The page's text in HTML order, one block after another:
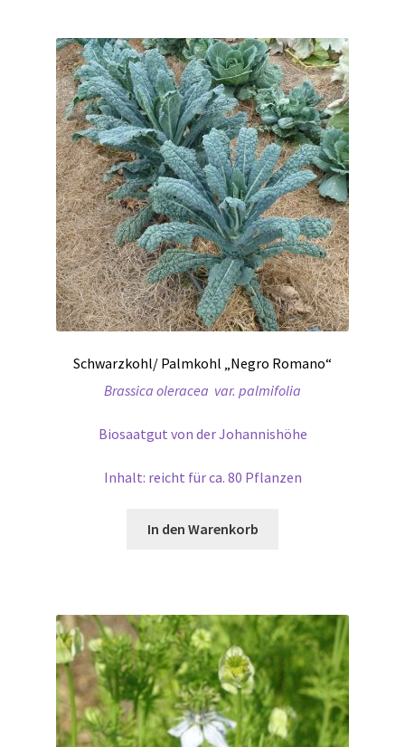
Schwarzkohl/ Palmkohl „Negro Romano“
Brassica oleracea var. palmifolia
Biosaatgut von der Johannishöhe
Inhalt: reicht für ca. 80 Pflanzen
In den Warenkorb